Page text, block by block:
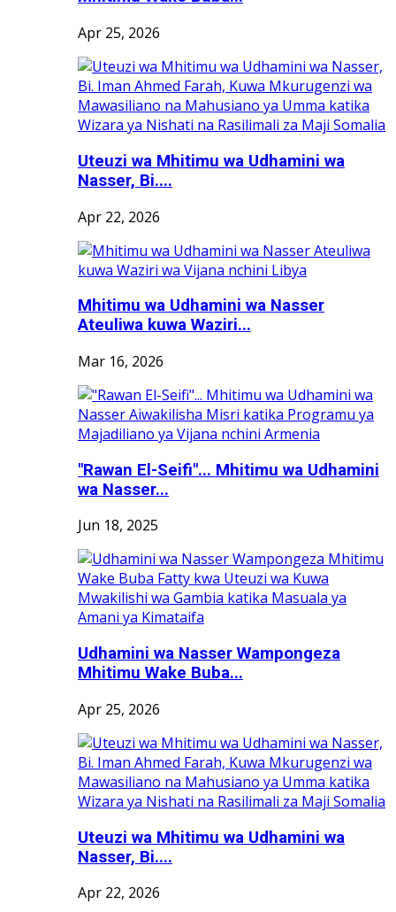
Apr 25, 2026
Uteuzi wa Mhitimu wa Udhamini wa
Nasser, Bi....
Apr 22, 2026
Mhitimu wa Udhamini wa Nasser
Ateuliwa kuwa Waziri...
Mar 16, 2026
"Rawan El-Seifi"... Mhitimu wa Udhamini
wa Nasser...
Jun 18, 2025
Udhamini wa Nasser Wampongeza
Mhitimu Wake Buba...
Apr 25, 2026
Uteuzi wa Mhitimu wa Udhamini wa
Nasser, Bi....
Apr 22, 2026